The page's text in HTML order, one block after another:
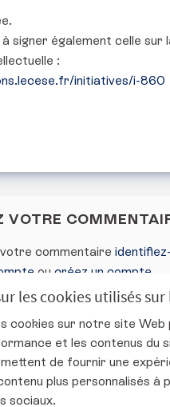
les cookies utilisés sur
cookies sur notre site Web
et les contenus du
de fournir une
plus personnalisés à
sociaux.
signer également celle sur
:
initiatives/i-860
VOTRE
commentaire
ou créez un compte
de la plateforme
d'utilisation